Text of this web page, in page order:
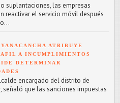
suplantaciones, las empresas
reactivar el servicio móvil después
ATRIBUYE
A INCUMPLIMIENTOS
DETERMINAR
encargado del distrito de
señaló que las sanciones impuestas